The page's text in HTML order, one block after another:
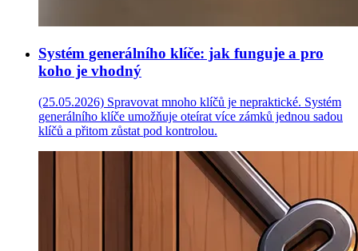
Systém generálního klíče: jak funguje a pro
koho je vhodný
(25.05.2026) Spravovat mnoho klíčů je nepraktické. Systém
generálního klíče umožňuje oteírat více zámků jednou sadou
klíčů a přitom zůstat pod kontrolou.